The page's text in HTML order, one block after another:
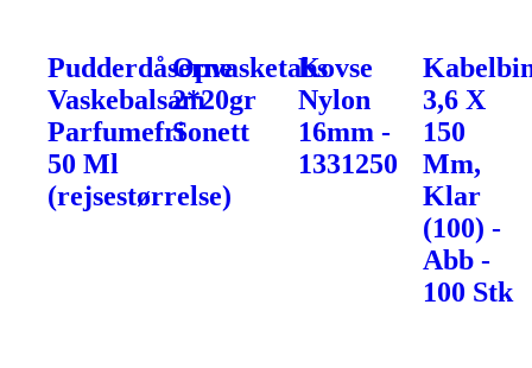
Pudderdåserne
Vaskebalsam
Parfumefri
50 Ml
(rejsestørrelse)
Opvasketabs
2*20gr
Sonett
Kovse
Nylon
16mm -
1331250
3,6 X
150
Mm,
Klar
(100) -
Abb -
100 Stk